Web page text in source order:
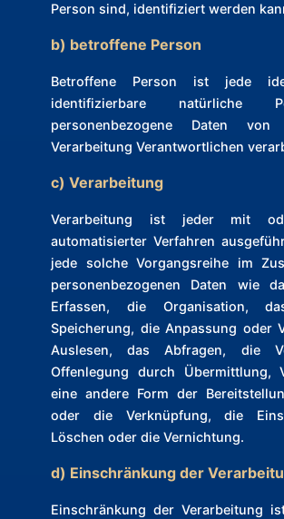
Person sind, identifiziert werden
b) betroffene Person
Betroffene Person ist jede
identifizierbare natürliche
personenbezogene Daten
Verarbeitung Verantwortlichen
c) Verarbeitung
Verarbeitung ist jeder mit
automatisierter Verfahren
jede solche Vorgangsreihe im
personenbezogenen Daten wie
Erfassen, die Organisation,
Speicherung, die Anpassung oder
Auslesen, das Abfragen, die
Offenlegung durch Übermittlung,
eine andere Form der
oder die Verknüpfung, die
Löschen oder die Vernichtung.
d) Einschränkung der
Einschränkung der Verarbeitung